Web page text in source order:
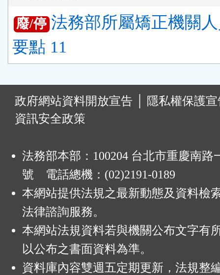
廢/停 法務部所屬矯正機關
要點 11
政府網站資料開放宣告
隱私權保護
資訊安全政策
法務部本部：100204 台北市重慶南路
號 電話總機：(02)2191-0189
本網站提供法規之最新動態及資料檢
法律諮詢服務。
本網站法規資料若與機關公布文字有
以公布之書面資料為準。
資料庫內容雙週五定期更新，法規整